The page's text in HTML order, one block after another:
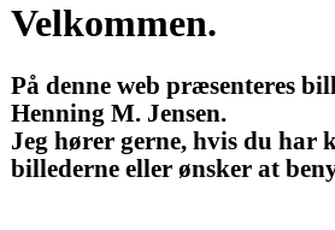
Velkommen.
På denne web præsenteres
Henning M. Jensen.
Jeg hører gerne, hvis du har
billederne eller ønsker at